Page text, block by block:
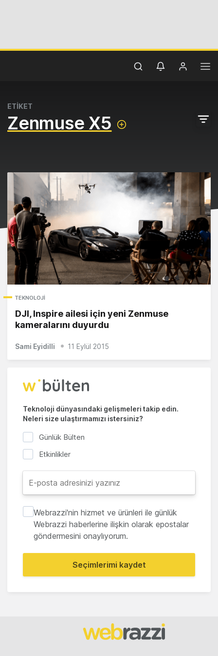
ETİKET
Zenmuse X5
TEKNOLOJI
DJI, Inspire ailesi için yeni Zenmuse
kameralarını duyurdu
Sami Eyidilli 11 Eylül 2015
Teknoloji dünyasındaki gelişmeleri takip edin.
Neleri size ulaştırmamızı istersiniz?
Günlük Bülten
Etkinlikler
Webrazzi'nin hizmet ve ürünleri ile günlük
Webrazzi haberlerine ilişkin olarak epostalar
göndermesini onaylıyorum.
Seçimlerimi kaydet